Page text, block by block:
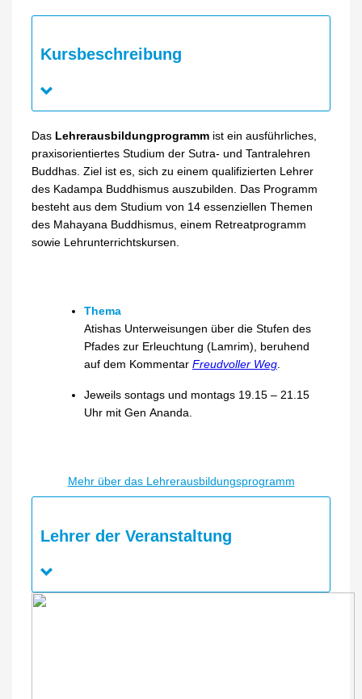
Kursbeschreibung
Das Lehrerausbildungprogramm ist ein ausführliches,
praxisorientiertes Studium der Sutra- und Tantralehren
Buddhas. Ziel ist es, sich zu einem qualifizierten Lehrer
des Kadampa Buddhismus auszubilden. Das Programm
besteht aus dem Studium von 14 essenziellen Themen
des Mahayana Buddhismus, einem Retreatprogramm
sowie Lehrunterrichtskursen.
Thema
Atishas Unterweisungen über die Stufen des
Pfades zur Erleuchtung (Lamrim), beruhend
auf dem KommentarFreudvoller Weg.
Jeweils sontags und montags 19.15 – 21.15
Uhr mit Gen Ananda.
Mehr über das Lehrerausbildungsprogramm
Lehrer der Veranstaltung